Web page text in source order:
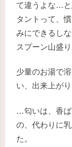
て違うよな…と
タントって、
みにできるし
スプーン山盛
少量のお湯で
い、出来上がり
…匂いは、香
の、代わりに
た。